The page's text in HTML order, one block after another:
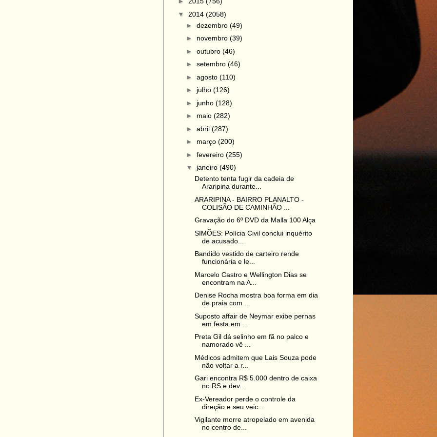
▼ 2014 (2058)
► dezembro (49)
► novembro (39)
► outubro (46)
► setembro (46)
► agosto (110)
► julho (126)
► junho (128)
► maio (282)
► abril (287)
► março (200)
► fevereiro (255)
▼ janeiro (490)
Detento tenta fugir da cadeia de
Araripina durante...
ARARIPINA - BAIRRO PLANALTO -
COLISÃO DE CAMINHÃO ...
Gravação do 6º DVD da Malla 100 Alça
SIMÕES: Polícia Civil conclui inquérito
de acusado...
Bandido vestido de carteiro rende
funcionária e le...
Marcelo Castro e Wellington Dias se
encontram na A...
Denise Rocha mostra boa forma em dia
de praia com ...
Suposto affair de Neymar exibe pernas
em festa em ...
Preta Gil dá selinho em fã no palco e
namorado vê ...
Médicos admitem que Lais Souza pode
não voltar a r...
Gari encontra R$ 5.000 dentro de caixa
no RS e dev...
Ex-Vereador perde o controle da
direção e seu veic...
Vigilante morre atropelado em avenida
no centro de...